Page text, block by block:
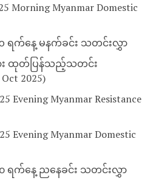
Morning Myanmar Domestic
ရက်နေ့ မနက်ခင်း သတင်းလွှာ
ျား ထုတ်ပြန်သည့်သတင်း
2025)
Evening Myanmar Resistance
Evening Myanmar Domestic
ရက်နေ့ ညနေခင်း သတင်းလွှာ